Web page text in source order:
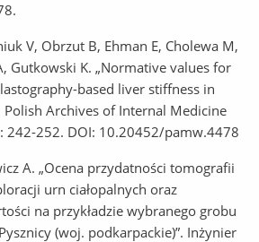
V, Obrzut B, Ehman E, Cholewa M,
Gutkowski K. „Normative values for
based liver stiffness in
Archives of Internal Medicine
242-252. DOI: 10.20452/pamw.4478
A. „Ocena przydatności tomografii
urn ciałopalnych oraz
na przykładzie wybranego grobu
(woj. podkarpackie)”. Inżynier